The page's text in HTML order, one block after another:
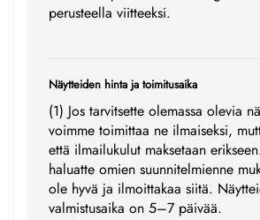
perusteella viitteeksi.
Näytteiden hinta ja toimitusaika
(1) Jos tarvitsette olemassa olevia
voimme toimittaa ne ilmaiseksi,
että ilmailukulut maksetaan
haluatte omien suunnitelmienne
ole hyvä ja ilmoittakaa siitä.
valmistusaika on 5–7 päivää.